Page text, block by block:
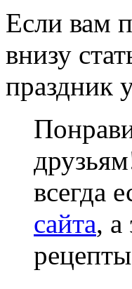
Если вам
внизу
праздник
всегда
сайта, а